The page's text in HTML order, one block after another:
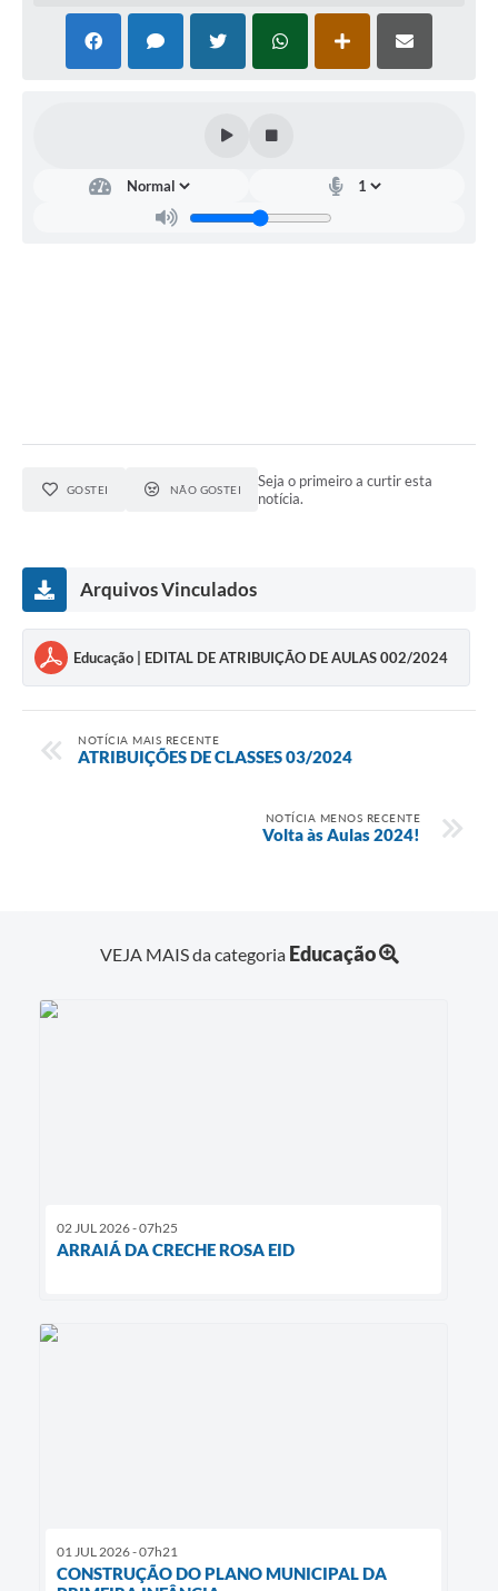
GOSTEI NÃO GOSTEI
Seja o primeiro a curtir esta
notícia.
Arquivos Vinculados
Educação | EDITAL DE ATRIBUIÇÃO DE AULAS 002/2024
NOTÍCIA MAIS RECENTE
ATRIBUIÇÕES DE CLASSES 03/2024
NOTÍCIA MENOS RECENTE
Volta às Aulas 2024!
VEJA MAIS da categoria Educação
02 JUL 2026 - 07h25
ARRAIÁ DA CRECHE ROSA EID
01 JUL 2026 - 07h21
CONSTRUÇÃO DO PLANO MUNICIPAL DA